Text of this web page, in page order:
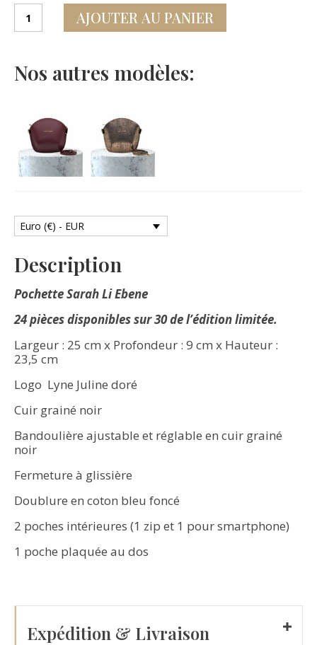
Li
Ebene
AJOUTER AU PANIER
Nos autres modèles:
Euro (€) - EUR
Description
Pochette Sarah Li Ebene
24 pièces disponibles sur 30 de l’édition limitée.
Largeur : 25 cm x Profondeur : 9 cm x Hauteur :
23,5 cm
Logo Lyne Juline doré
Cuir grainé noir
Bandoulière ajustable et réglable en cuir grainé
noir
Fermeture à glissière
Doublure en coton bleu foncé
2 poches intérieures (1 zip et 1 pour smartphone)
1 poche plaquée au dos
Expédition & Livraison